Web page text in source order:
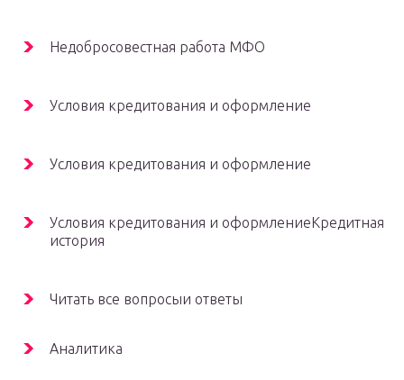
Недобросовестная работа МФО
Условия кредитования и оформление
Условия кредитования и оформление
Условия кредитования и оформлениеКредитная
история
Читать все вопросыи ответы
Аналитика